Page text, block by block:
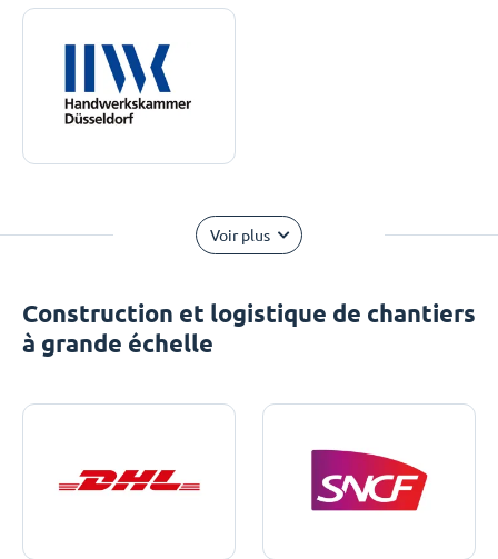
Voir plus
Construction et logistique de chantiers
à grande échelle